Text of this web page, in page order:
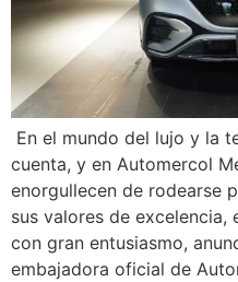
En el mundo del lujo y la
cuenta, y en Automercol
enorgullecen de rodearse
sus valores de excelencia,
con gran entusiasmo,
embajadora oficial de